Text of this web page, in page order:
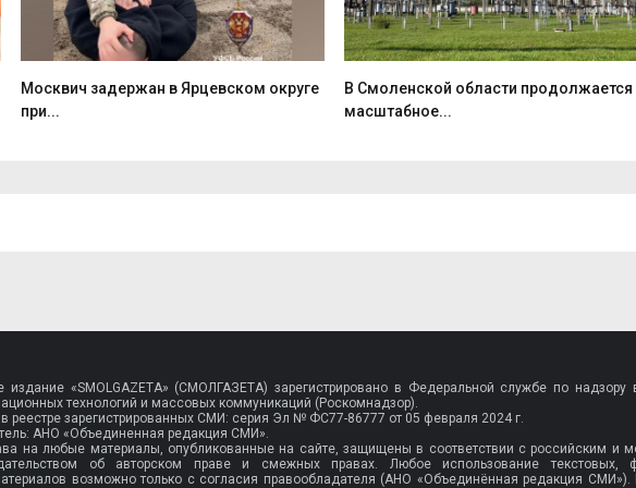
Москвич задержан в Ярцевском округе
при...
В Смоленской области продолжается
масштабное...
издание «SMOLGAZETA» (СМОЛГАЗЕТА) зарегистрировано в Федеральной службе по надзору
технологий и массовых коммуникаций (Роскомнадзор).
реестре зарегистрированных СМИ: серия Эл № ФС77-86777 от 05 февраля 2024 г.
АНО «Объединенная редакция СМИ».
на любые материалы, опубликованные на сайте, защищены в соответствии с российским и
об авторском праве и смежных правах. Любое использование текстовых,
возможно только с согласия правообладателя (АНО «Объединённая редакция СМИ»).